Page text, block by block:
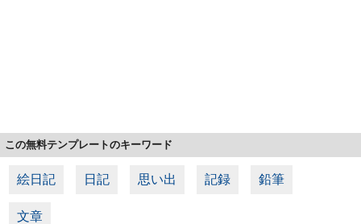
この無料テンプレートのキーワード
絵日記 日記 思い出 記録 鉛筆
文章